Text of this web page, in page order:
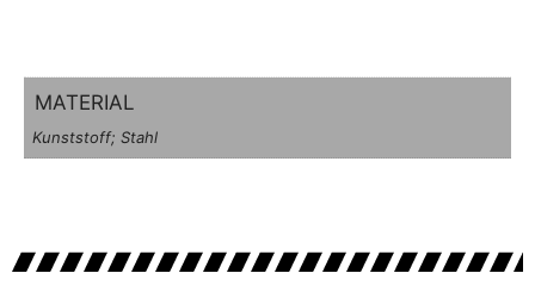
MATERIAL
Kunststoff; Stahl